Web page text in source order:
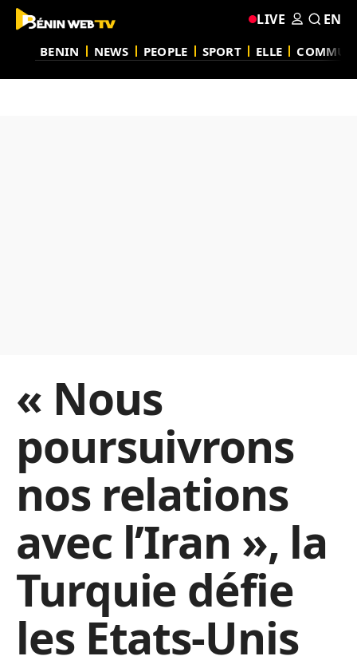
BENIN NEWS PEOPLE SPORT ELLE
LIVE EN
« Nous
poursuivrons
nos relations
avec l’Iran », la
Turquie défie
les Etats-Unis